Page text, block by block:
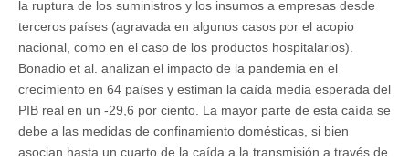
la ruptura de los suministros y los insumos a empresas desde
terceros países (agravada en algunos casos por el acopio
nacional, como en el caso de los productos hospitalarios).
Bonadio et al. analizan el impacto de la pandemia en el
crecimiento en 64 países y estiman la caída media esperada del
PIB real en un -29,6 por ciento. La mayor parte de esta caída se
debe a las medidas de confinamiento domésticas, si bien
asocian hasta un cuarto de la caída a la transmisión a través de